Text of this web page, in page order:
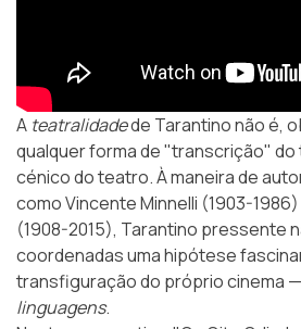
A teatralidadede Tarantino não é,
qualquer forma de "transcrição"
cénico do teatro. À maneira de
como Vincente Minnelli (1903-
(1908-2015), Tarantino pressente
coordenadas uma hipótese
transfiguração do próprio cinema —
linguagens.